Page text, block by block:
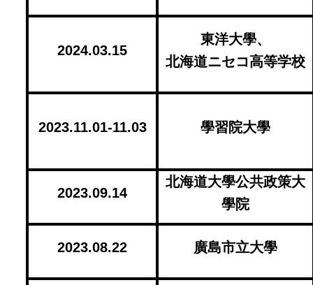
2024.03.15
東洋大學、
北海道ニセコ高等学校
2023.11.01-11.03 學習院大學
2023.09.14
北海道大學公共政策大
學院
2023.08.22 廣島市立大學